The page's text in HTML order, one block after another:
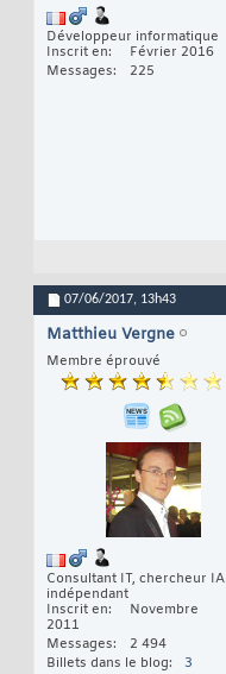
Développeur informatique
Inscrit en
Février 2016
Messages
225
07/06/2017, 13h43
Matthieu Vergne
Membre éprouvé
Consultant IT, chercheur IA
indépendant
Inscrit en
Novembre
2011
Messages
2 494
Billets dans le blog
3